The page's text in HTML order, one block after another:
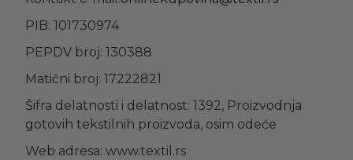
PIB: 101730974
PEPDV broj: 130388
Matični broj: 17222821
Šifra delatnosti i delatnost: 1392, Proizvodnja
gotovih tekstilnih proizvoda, osim odeće
Web adresa: www.textil.rs